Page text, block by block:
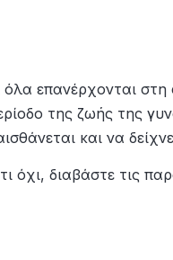
επανέρχονται στη
της ζωής της
και να
όχι, διαβάστε τις